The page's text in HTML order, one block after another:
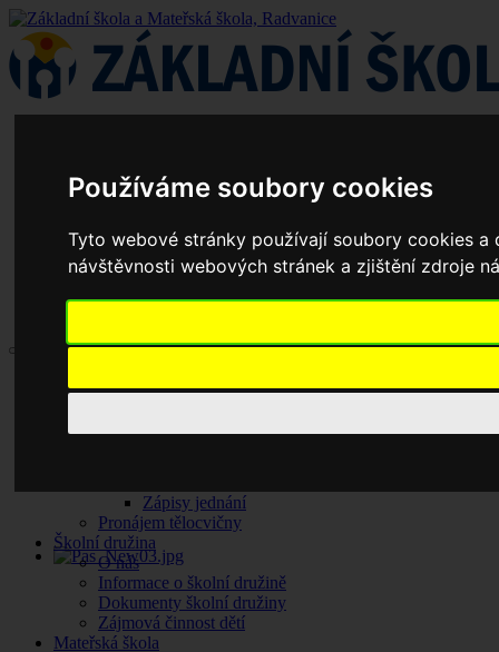
Používáme soubory cookies
Tyto webové stránky používají soubory cookies a
návštěvnosti webových stránek a zjištění zdroje
Aktuality
Zápisy jednání
Pronájem tělocvičny
Školní družina
O nás
Informace o školní družině
Dokumenty školní družiny
Zájmová činnost dětí
Mateřská škola